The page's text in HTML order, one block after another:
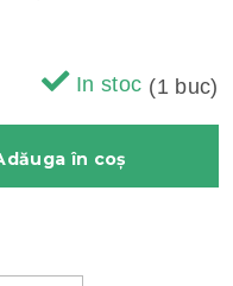
In stoc (1 buc)
în coş